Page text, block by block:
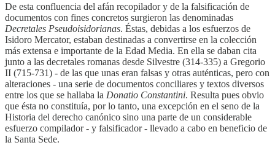
De esta confluencia del afán recopilador y de la falsificación de
documentos con fines concretos surgieron las denominadas
Decretales Pseudoisidorianas. Éstas, debidas a los esfuerzos de
Isidoro Mercator, estaban destinadas a convertirse en la colección
más extensa e importante de la Edad Media. En ella se daban cita
junto a las decretales romanas desde Silvestre (314-335) a Gregorio
II (715-731) - de las que unas eran falsas y otras auténticas, pero con
alteraciones - una serie de documentos conciliares y textos diversos
entre los que se hallaba la Donatio Constantini. Resulta pues obvio
que ésta no constituía, por lo tanto, una excepción en el seno de la
Historia del derecho canónico sino una parte de un considerable
esfuerzo compilador - y falsificador - llevado a cabo en beneficio de
la Santa Sede.